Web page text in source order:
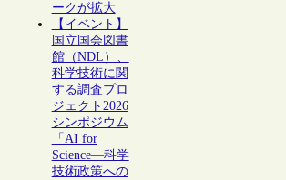
ークが拡大
【イベント】
国立国会図書
館（NDL）、
科学技術に関
する調査プロ
ジェクト2026
シンポジウム
「AI for
Science―科学
技術政策への